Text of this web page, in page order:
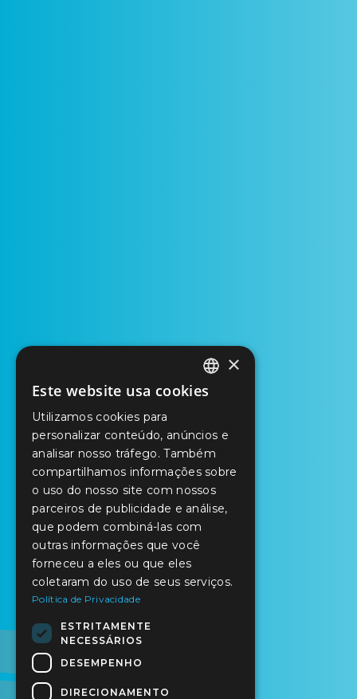
PORTUGUESE
ENGLISH
SPANISH
×
Este website usa cookies
Utilizamos cookies para
personalizar conteúdo, anúncios e
analisar nosso tráfego. Também
compartilhamos informações sobre
o uso do nosso site com nossos
parceiros de publicidade e análise,
que podem combiná-las com
outras informações que você
forneceu a eles ou que eles
coletaram do uso de seus serviços.
Política de Privacidade
ESTRITAMENTE
NECESSÁRIOS
DESEMPENHO
DIRECIONAMENTO